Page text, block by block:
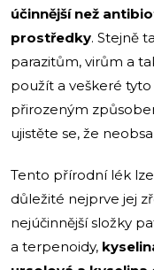
účinnější než
prostředky. Stejně
parazitům, virům a
použít a veškeré
přirozeným
ujistěte se, že
Tento přírodní lék
důležité nejprve jej
nejúčinnější složky
a terpenoidy,